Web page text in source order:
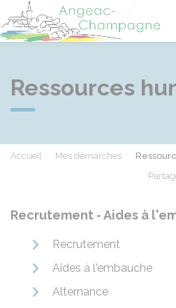
Ressources
Accueil Mes démarches
Recrutement - Aides à
Recrutement
Aides à l'embauche
Alternance